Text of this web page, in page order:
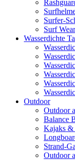
Surfer-
Surf
Wasserdichte
Outdoor
Outdoor
Balance
Kajaks &
Strand-
Outdoor